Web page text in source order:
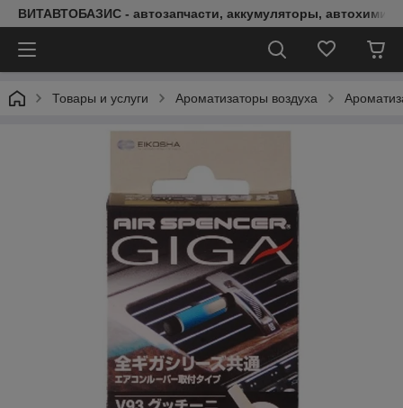
ВИТАВТОБАЗИС - автозапчасти, аккумуляторы, автохимия,
Товары и услуги Ароматизаторы воздуха